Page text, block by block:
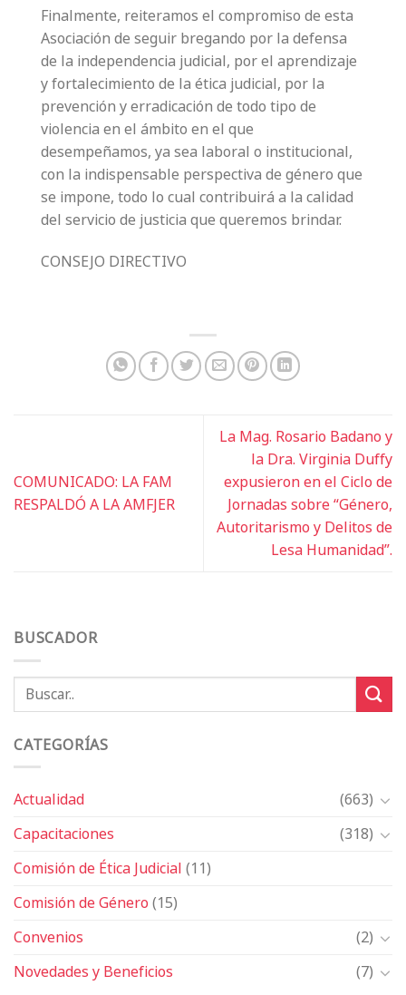
BUSCADOR
CATEGORÍAS
Actualidad
(663)
Capacitaciones
(318)
Comisión de Ética Judicial(11)
Comisión de Género(15)
Convenios
(2)
Novedades y Beneficios
(7)
Finalmente, reiteramos el compromiso de esta
Asociación de seguir bregando por la defensa
de la independencia judicial, por el aprendizaje
y fortalecimiento de la ética judicial, por la
prevención y erradicación de todo tipo de
violencia en el ámbito en el que
desempeñamos, ya sea laboral o institucional,
con la indispensable perspectiva de género que
se impone, todo lo cual contribuirá a la calidad
del servicio de justicia que queremos brindar.
CONSEJO DIRECTIVO
COMUNICADO: LA FAM
RESPALDÓ A LA AMFJER
La Mag. Rosario Badano y
la Dra. Virginia Duffy
expusieron en el Ciclo de
Jornadas sobre “Género,
Autoritarismo y Delitos de
Lesa Humanidad”.